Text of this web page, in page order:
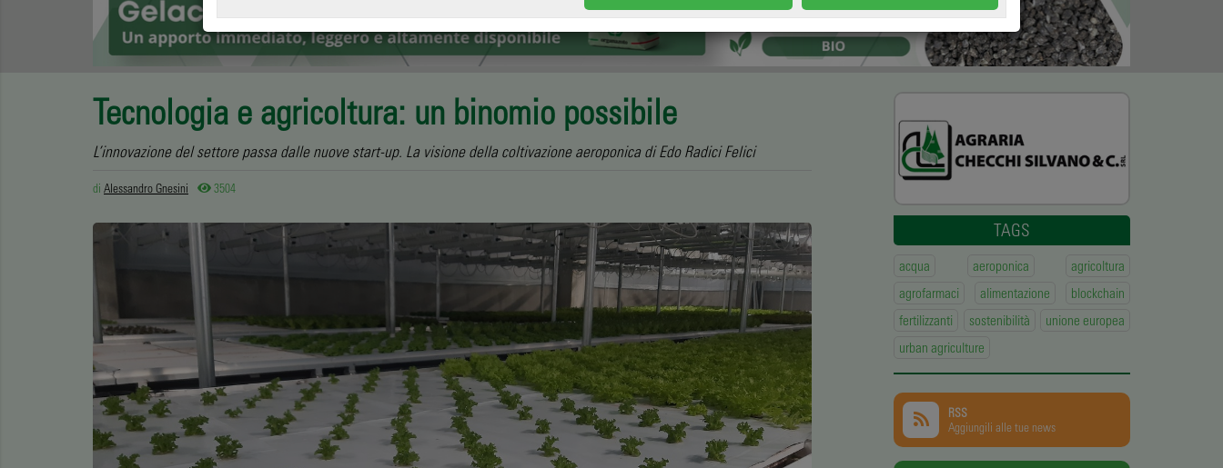
Tecnologia e agricoltura: un binomio possibile
L’innovazione del settore passa dalle nuove start-up. La visione della coltivazione aeroponica di Edo Radici Felici
di Alessandro Gnesini 3504
TAGS
acqua aeroponica
agricoltura
agrofarmaci
alimentazione
blockchain
fertilizzanti
sostenibilità
unione europea
urban agriculture
RSS
Aggiungili alle tue news